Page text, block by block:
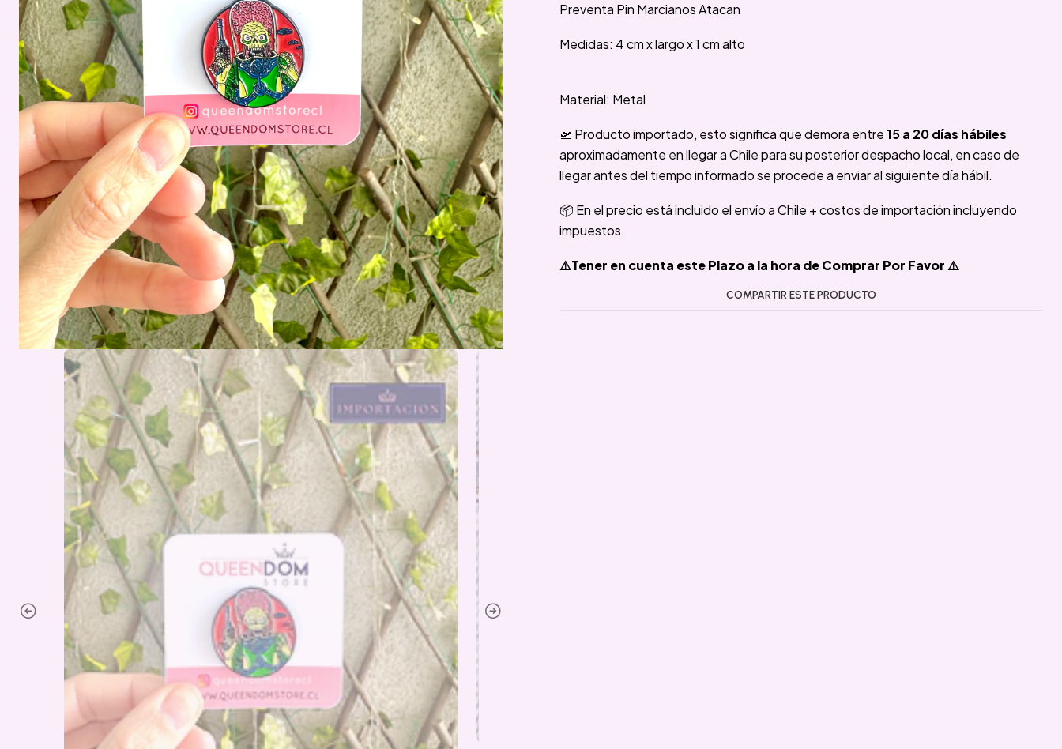
Preventa Pin Marcianos Atacan
Medidas: 4 cm x largo x 1 cm alto
Material: Metal
🛫 Producto importado, esto significa que demora entre15 a 20 días hábiles
aproximadamente en llegar a Chile para su posterior despacho local, en caso de
llegar antes del tiempo informado se procede a enviar al siguiente día hábil.
📦 En el precio está incluido el envío a Chile + costos de importación incluyendo
impuestos.
⚠️Tener en cuenta este Plazo a la hora de Comprar Por Favor ⚠️
COMPARTIR ESTE PRODUCTO